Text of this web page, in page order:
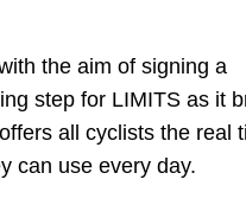
the aim of signing a
step for LIMITS as it
all cyclists the real
can use every day.